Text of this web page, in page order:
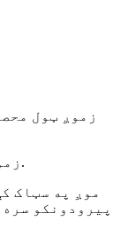
۲) زموږ نرخونه خورا سیالي کوونکي دي.
پیرودونکو